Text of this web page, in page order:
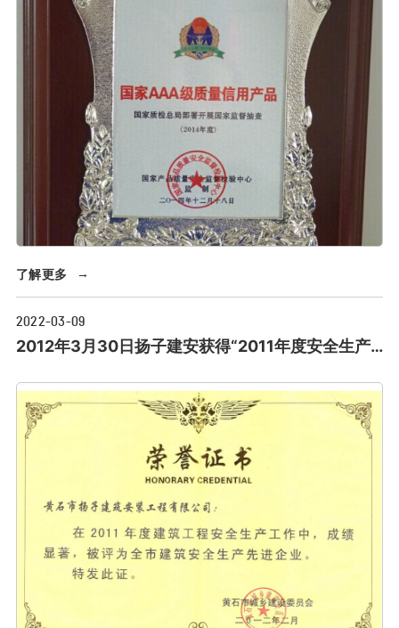
了解更多 →
2022-03-09
2012年3月30日扬子建安获得“2011年度安全生产